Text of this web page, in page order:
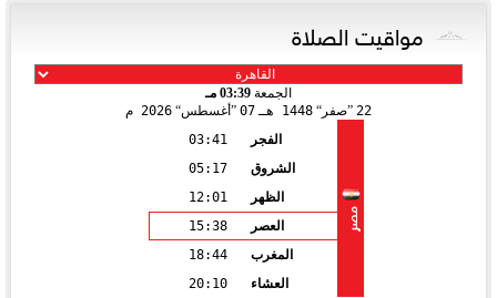
مواقيت الصلاة
الجمعة 03:39 مـ
22 صفر 1448 هـ 07 أغسطس 2026 م
مصر
الفجر
03:41
الشروق
05:17
الظهر
12:01
العصر
15:38
المغرب
18:44
العشاء
20:10